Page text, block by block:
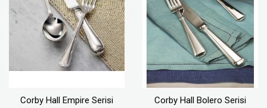
Corby Hall Empire Serisi Corby Hall Bolero Serisi